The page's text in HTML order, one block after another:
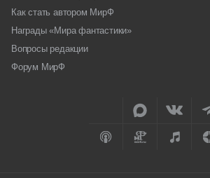
Как стать автором МирФ
Награды «Мира фантастики»
Вопросы редакции
Форум МирФ